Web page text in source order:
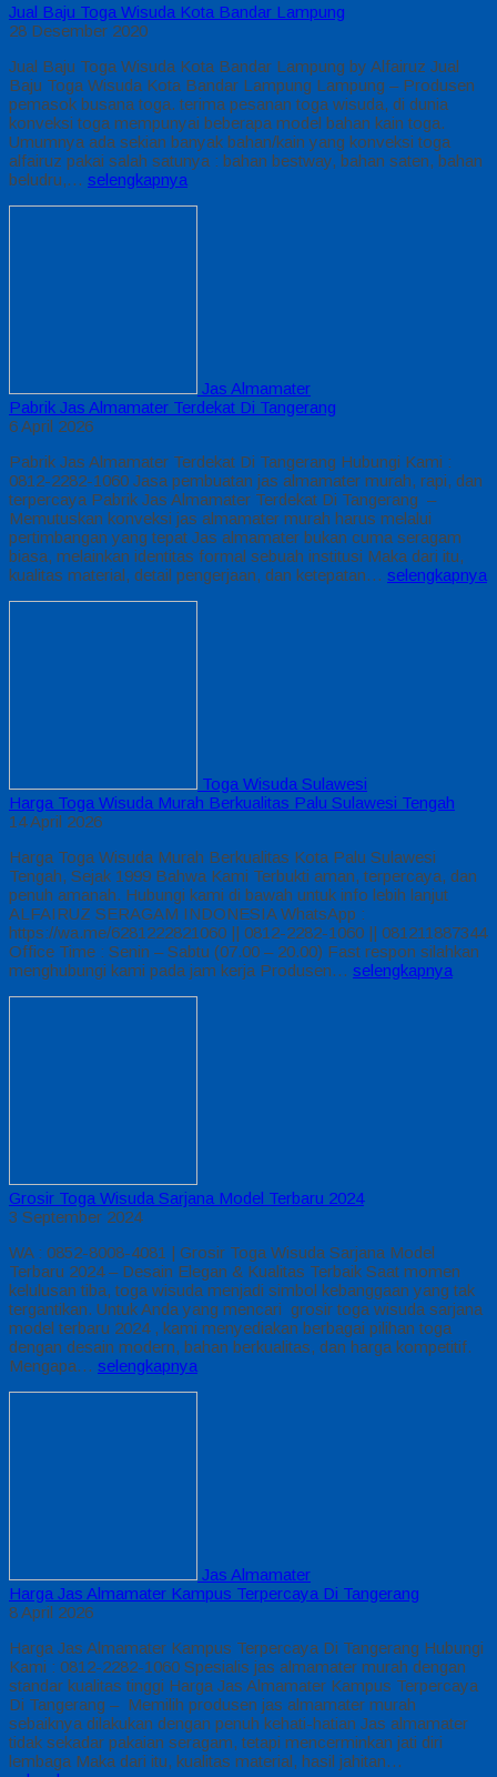
Jual Baju Toga Wisuda Kota Bandar Lampung
28 Desember 2020
Jual Baju Toga Wisuda Kota Bandar Lampung by Alfairuz Jual
Baju Toga Wisuda Kota Bandar Lampung Lampung – Produsen
pemasok busana toga. terima pesanan toga wisuda, di dunia
konveksi toga mempunyai beberapa model bahan kain toga.
Umumnya ada sekian banyak bahan/kain yang konveksi toga
alfairuz pakai salah satunya : bahan bestway, bahan saten, bahan
beludru,… selengkapnya
Jas Almamater
Pabrik Jas Almamater Terdekat Di Tangerang
6 April 2026
Pabrik Jas Almamater Terdekat Di Tangerang Hubungi Kami :
0812-2282-1060 Jasa pembuatan jas almamater murah, rapi, dan
terpercaya Pabrik Jas Almamater Terdekat Di Tangerang –
Memutuskan konveksi jas almamater murah harus melalui
pertimbangan yang tepat Jas almamater bukan cuma seragam
biasa, melainkan identitas formal sebuah institusi Maka dari itu,
kualitas material, detail pengerjaan, dan ketepatan… selengkapnya
Toga Wisuda Sulawesi
Harga Toga Wisuda Murah Berkualitas Palu Sulawesi Tengah
14 April 2026
Harga Toga Wisuda Murah Berkualitas Kota Palu Sulawesi
Tengah, Sejak 1999 Bahwa Kami Terbukti aman, terpercaya, dan
penuh amanah. Hubungi kami di bawah untuk info lebih lanjut
ALFAIRUZ SERAGAM INDONESIA WhatsApp :
https://wa.me/6281222821060 || 0812-2282-1060 || 081211887344
Office Time : Senin – Sabtu (07.00 – 20.00) Fast respon silahkan
menghubungi kami pada jam kerja Produsen… selengkapnya
Grosir Toga Wisuda Sarjana Model Terbaru 2024
3 September 2024
WA : 0852-8008-4081 | Grosir Toga Wisuda Sarjana Model
Terbaru 2024 – Desain Elegan & Kualitas Terbaik Saat momen
kelulusan tiba, toga wisuda menjadi simbol kebanggaan yang tak
tergantikan. Untuk Anda yang mencari grosir toga wisuda sarjana
model terbaru 2024 , kami menyediakan berbagai pilihan toga
dengan desain modern, bahan berkualitas, dan harga kompetitif.
Mengapa… selengkapnya
Jas Almamater
Harga Jas Almamater Kampus Terpercaya Di Tangerang
8 April 2026
Harga Jas Almamater Kampus Terpercaya Di Tangerang Hubungi
Kami : 0812-2282-1060 Spesialis jas almamater murah dengan
standar kualitas tinggi Harga Jas Almamater Kampus Terpercaya
Di Tangerang – Memilih produsen jas almamater murah
sebaiknya dilakukan dengan penuh kehati-hatian Jas almamater
tidak sekadar pakaian seragam, tetapi mencerminkan jati diri
lembaga Maka dari itu, kualitas material, hasil jahitan…